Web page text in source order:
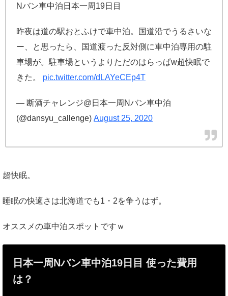
Nバン車中泊日本一周19日目
昨夜は道の駅おとふけで車中泊。国道沿でうるさいな
ー、と思ったら、国道渡った反対側に車中泊専用の駐
車場が。駐車場というよりただのはらっぱw超快眠で
きた。 pic.twitter.com/dLAYeCEp4T
— 断酒チャレンジ@日本一周Nバン車中泊
(@dansyu_callenge) August 25, 2020
超快眠。
睡眠の快適さは北海道でも1・2を争うはず。
オススメの車中泊スポットですｗ
日本一周Nバン車中泊19日目 使った費用
は？